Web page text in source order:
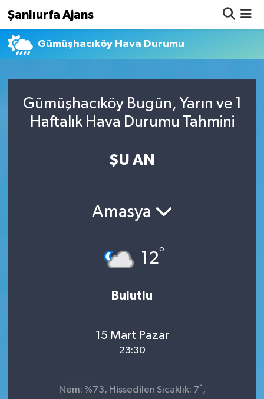
Şanlıurfa Ajans
Gümüşhacıköy Hava Durumu
Gümüşhacıköy Bugün, Yarın ve 1
Haftalık Hava Durumu Tahmini
ŞU AN
Amasya
12°
Bulutlu
15 Mart Pazar
23:30
Nem: %73, Hissedilen Sıcaklık: 7° ,
Nöbetçi Eczaneler
Namaz Vakitleri
Süper Lig Puan Durumu ve Fikstür